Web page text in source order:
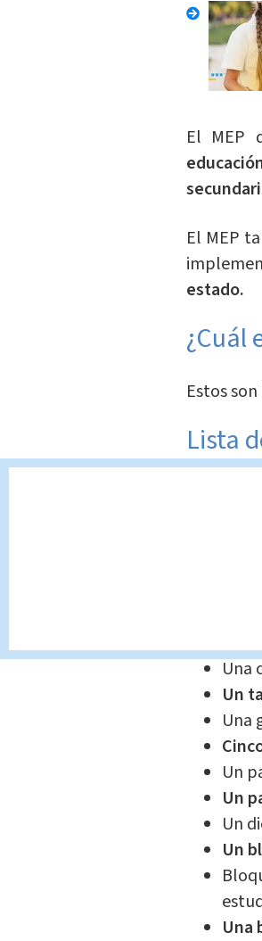
El MEP
El MEP
estado.
¿Cuál
Estos
Lista
Un
Un
Un
Un
Un
Una
Un
Una
Un
Un
Un
Un
Una